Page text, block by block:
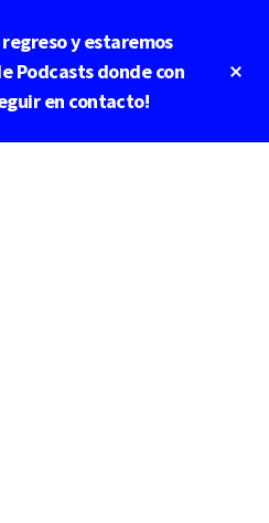
y estaremos
Podcasts donde con
en contacto!